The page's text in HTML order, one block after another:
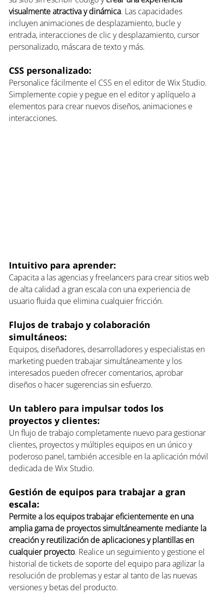
visualmente atractiva y dinámica. Las capacidades
incluyen animaciones de desplazamiento, bucle y
entrada, interacciones de clic y desplazamiento, cursor
personalizado, máscara de texto y más.
CSS personalizado:
Personalice fácilmente el CSS en el editor de Wix Studio.
Simplemente copie y pegue en el editor y aplíquelo a
elementos para crear nuevos diseños, animaciones e
interacciones.
Intuitivo para aprender:
Capacita a las agencias y freelancers para crear sitios web
de alta calidad a gran escala con una experiencia de
usuario fluida que elimina cualquier fricción.
Flujos de trabajo y colaboración
simultáneos:
Equipos, diseñadores, desarrolladores y especialistas en
marketing pueden trabajar simultáneamente y los
interesados pueden ofrecer comentarios, aprobar
diseños o hacer sugerencias sin esfuerzo.
Un tablero para impulsar todos los
proyectos y clientes:
Un flujo de trabajo completamente nuevo para gestionar
clientes, proyectos y múltiples equipos en un único y
poderoso panel, también accesible en la aplicación móvil
dedicada de Wix Studio.
Gestión de equipos para trabajar a gran
escala:
Permite a los equipos trabajar eficientemente en una
amplia gama de proyectos simultáneamente mediante la
creación y reutilización de aplicaciones y plantillas en
cualquier proyecto. Realice un seguimiento y gestione el
historial de tickets de soporte del equipo para agilizar la
resolución de problemas y estar al tanto de las nuevas
versiones y betas del producto.